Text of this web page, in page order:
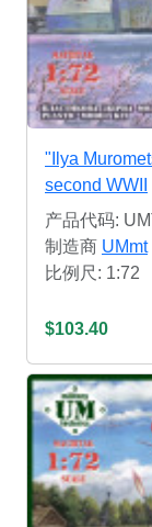
"Ilya
second WWII
产品代码:
制造商 UMmt
比例尺: 1:72
$103.40